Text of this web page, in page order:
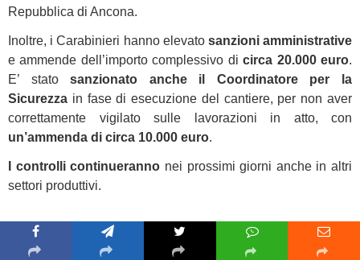
Repubblica di Ancona.
Inoltre, i Carabinieri hanno elevato sanzioni amministrative
e ammende dell’importo complessivo dicirca 20.000 euro.
E’ statosanzionato anche il Coordinatore per la
Sicurezza in fase di esecuzione del cantiere, per non aver
correttamente vigilato sulle lavorazioni in atto, con
un’ammenda di circa 10.000 euro.
I controlli continueranno nei prossimi giorni anche in altri
settori produttivi.